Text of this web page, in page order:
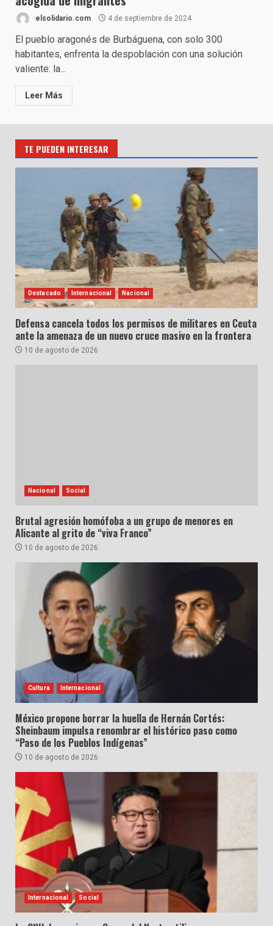
elsolidario.com 4 de septiembre de 2024
El pueblo aragonés de Burbáguena, con solo 300
habitantes, enfrenta la despoblación con una solución
valiente: la...
Leer Más
TE PUEDEN INTERESAR
Destacado Internacional Nacional
Defensa cancela todos los permisos de militares en Ceuta
ante la amenaza de un nuevo cruce masivo en la frontera
10 de agosto de 2026
Nacional Social
Brutal agresión homófoba a un grupo de menores en
Alicante al grito de “viva Franco”
10 de agosto de 2026
Cultura Internacional
México propone borrar la huella de Hernán Cortés:
Sheinbaum impulsa renombrar el histórico paso como
“Paso de los Pueblos Indígenas”
10 de agosto de 2026
Internacional Social